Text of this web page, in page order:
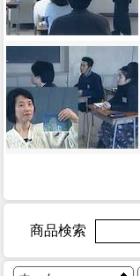
商品検索